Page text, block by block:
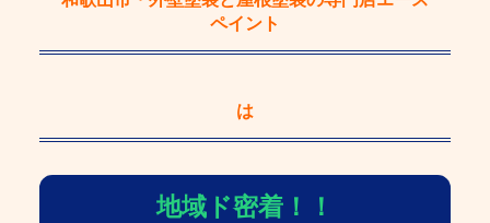
ペイント
は
地域ド密着！！